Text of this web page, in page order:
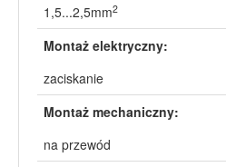
1,5...2,5mm2
Montaż elektryczny:
zaciskanie
Montaż mechaniczny:
na przewód